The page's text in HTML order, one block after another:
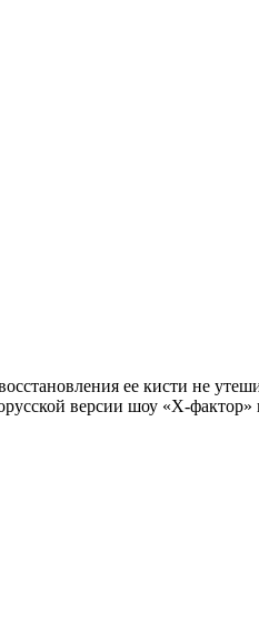
ее кисти не
версии шоу «Х-